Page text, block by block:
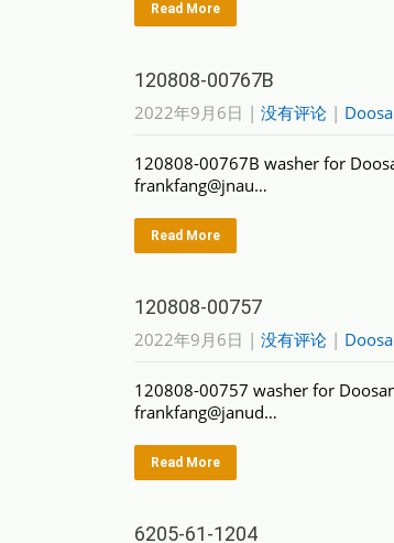
Read More
120808-00767B
2022年9月6日 | 没有评论 |
120808-00767B washer for
frankfang@jnau…
Read More
120808-00757
2022年9月6日 | 没有评论 |
120808-00757 washer for
frankfang@janud…
Read More
6205-61-1204